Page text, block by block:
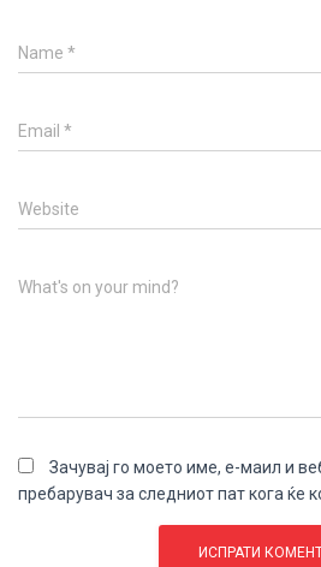
Name *
Email *
Website
What's on your mind?
Зачувај го моето име, е-маил и
пребарувач за следниот пат кога ќе